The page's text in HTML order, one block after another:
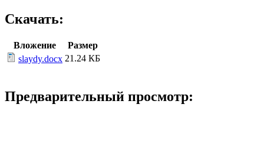
Скачать:
Вложение
Размер
slaydy.docx 21.24 КБ
Предварительный просмотр: